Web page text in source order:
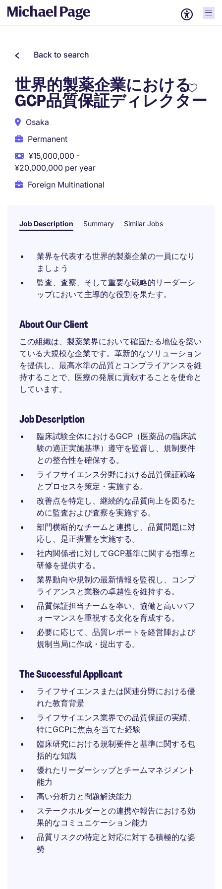
Back to search
世界的製薬企業における
GCP品質保証ディレクター
Osaka
Permanent
¥15,000,000 -
¥20,000,000 per year
Foreign Multinational
Job Description Summary Similar Jobs
業界を代表する世界的製薬企業の一員になり
ましょう
監査、査察、そして重要な戦略的リーダーシ
ップにおいて主導的な役割を果たす。
About Our Client
この組織は、製薬業界において確固たる地位を築い
ている大規模な企業です。革新的なソリューション
を提供し、最高水準の品質とコンプライアンスを維
持することで、医療の発展に貢献することを使命と
しています。
Job Description
臨床試験全体におけるGCP（医薬品の臨床試
験の適正実施基準）遵守を監督し、規制要件
との整合性を確保する。
ライフサイエンス分野における品質保証戦略
とプロセスを策定・実施する。
改善点を特定し、継続的な品質向上を図るた
めに監査および査察を実施する。
部門横断的なチームと連携し、品質問題に対
応し、是正措置を実施する。
社内関係者に対してGCP基準に関する指導と
研修を提供する。
業界動向や規制の最新情報を監視し、コンプ
ライアンスと業務の卓越性を維持する。
品質保証担当チームを率い、協働と高いパフ
ォーマンスを重視する文化を育成する。
必要に応じて、品質レポートを経営陣および
規制当局に作成・提出する。
The Successful Applicant
ライフサイエンスまたは関連分野における優
れた教育背景
ライフサイエンス業界での品質保証の実績、
特にGCPに焦点を当てた経験
臨床研究における規制要件と基準に関する包
括的な知識
優れたリーダーシップとチームマネジメント
能力
高い分析力と問題解決能力
ステークホルダーとの連携や報告における効
果的なコミュニケーション能力
品質リスクの特定と対応に対する積極的な姿
勢